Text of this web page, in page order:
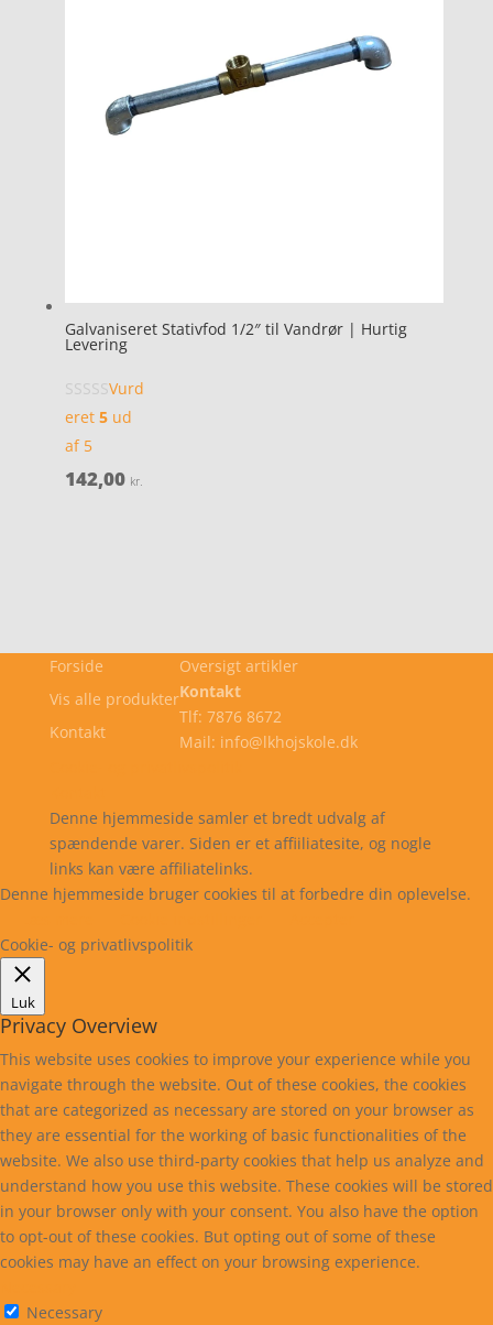
Galvaniseret Stativfod 1/2″ til Vandrør | Hurtig
Levering
Vurd
eret 5ud
af 5
142,00 kr.
Forside
Vis alle produkter
Kontakt
Oversigt artikler
Kontakt
Tlf: 7876 8672
Mail: info@lkhojskole.dk
Denne hjemmeside samler et bredt udvalg af
spændende varer. Siden er et affiiliatesite, og nogle
links kan være affiliatelinks.
Denne hjemmeside bruger cookies til at forbedre din oplevelse.
Cookie- og privatlivspolitik
Luk
Privacy Overview
This website uses cookies to improve your experience while you
navigate through the website. Out of these cookies, the cookies
that are categorized as necessary are stored on your browser as
they are essential for the working of basic functionalities of the
website. We also use third-party cookies that help us analyze and
understand how you use this website. These cookies will be stored
in your browser only with your consent. You also have the option
to opt-out of these cookies. But opting out of some of these
cookies may have an effect on your browsing experience.
Necessary